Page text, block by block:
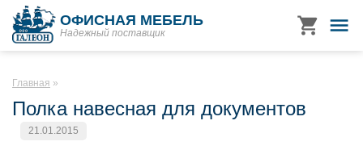
ОФИСНАЯ МЕБЕЛЬ
Надежный поставщик
Главная
Полка навесная для документов
21.01.2015